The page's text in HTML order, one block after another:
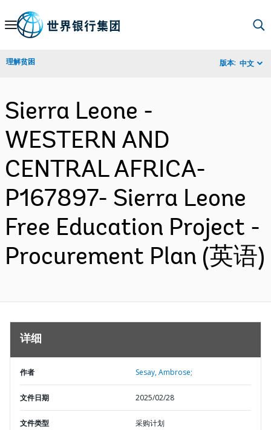
Skip
Navigation
理解贫困 版本: 中文
Sierra Leone -
WESTERN AND
CENTRAL AFRICA-
P167897- Sierra Leone
Free Education Project -
Procurement Plan (英语)
详细
作者 Sesay, Ambrose;
文件日期 2025/02/28
文件类型 采购计划